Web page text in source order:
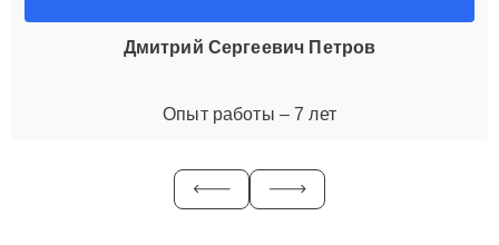
Дмитрий Сергеевич Петров
Опыт работы – 7 лет